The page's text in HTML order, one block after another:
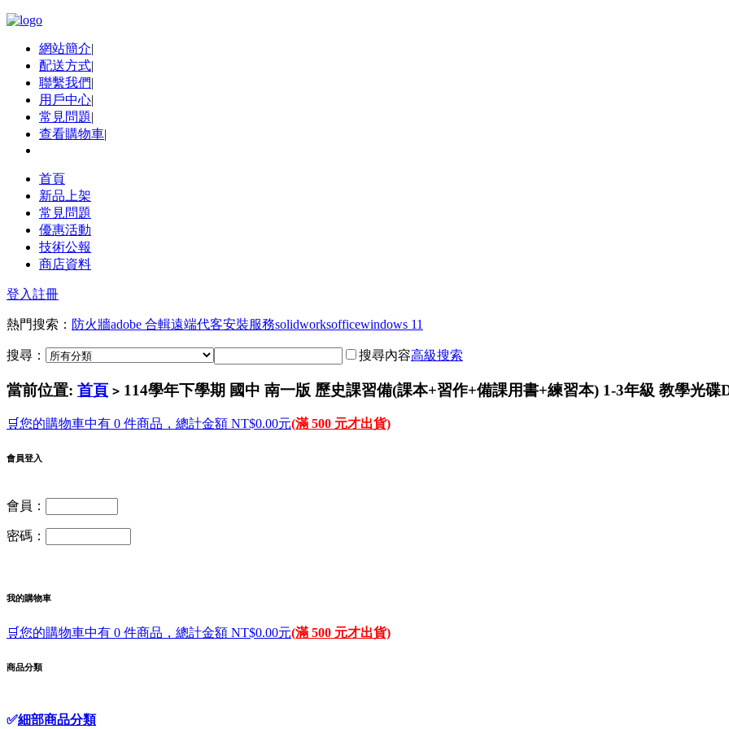
網站簡介|
配送方式|
聯繫我們|
用戶中心|
常見問題|
查看購物車|
首頁
新品上架
常見問題
優惠活動
技術公報
商店資料
登入註冊
熱門搜索： 防火牆adobe 合輯遠端代客安裝服務solidworksofficewindows 11
搜尋： 搜尋內容高級搜索
當前位置: 首頁 > 114學年下學期 國中 南一版 歷史課習備(課本+習作+備課用書+練習本) 1-3年級 教學光碟
🛒您的購物車中有 0 件商品，總計金額 NT$0.00元(滿 500 元才出貨)
會員登入
會員：
密碼：
我的購物車
🛒您的購物車中有 0 件商品，總計金額 NT$0.00元(滿 500 元才出貨)
商品分類
✅細部商品分類